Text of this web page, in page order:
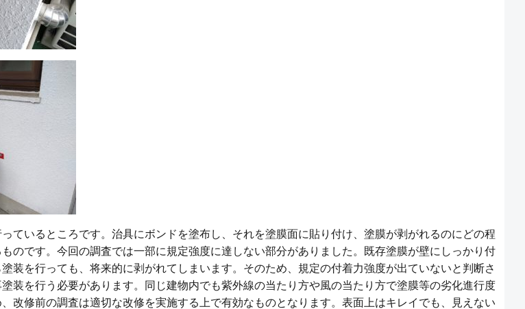
ているところです。治具にボンドを塗布し、それを塗膜面に貼り付け、塗膜が剥がれるのにどの程
のです。今回の調査では一部に規定強度に達しない部分がありました。既存塗膜が壁にしっかり付
装を行っても、将来的に剥がれてしまいます。そのため、規定の付着力強度が出ていないと判断さ
装を行う必要があります。同じ建物内でも紫外線の当たり方や風の当たり方で塗膜等の劣化進行度
改修前の調査は適切な改修を実施する上で有効なものとなります。表面上はキレイでも、見えない